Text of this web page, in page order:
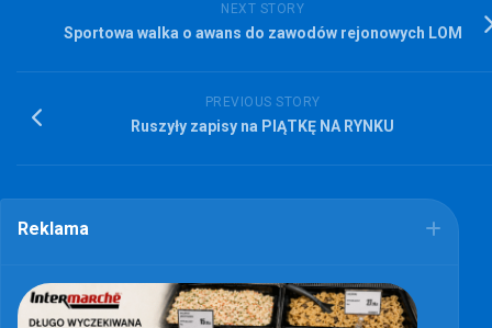
NEXT STORY
Sportowa walka o awans do zawodów rejonowych LOM
PREVIOUS STORY
Ruszyły zapisy na PIĄTKĘ NA RYNKU
Reklama